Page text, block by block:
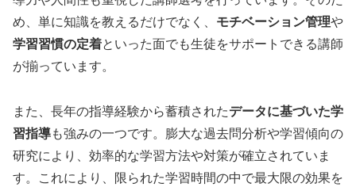
め、単に知識を教えるだけでなく、 モチベーション管理や
学習習慣の定着といった面でも生徒をサポートできる講師
が揃っています。
また、長年の指導経験から蓄積されたデータに基づいた学
習指導も強みの一つです。膨大な過去問分析や学習傾向の
研究により、効率的な学習方法や対策が確立されていま
す。これにより、限られた学習時間の中で最大限の効果を